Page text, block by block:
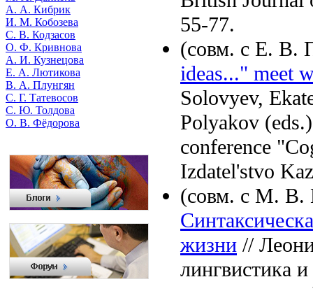
А. А. Кибрик
И. М. Кобозева
С. В. Кодзасов
О. Ф. Кривнова
А. И. Кузнецова
Е. А. Лютикова
В. А. Плунгян
С. Г. Татевосов
С. Ю. Толдова
О. В. Фёдорова
55-77.
(совм. с Е. В.
ideas..." meet
Solovyev,
Polyakov
conference
Izdatel'stvo
(совм. с М.
жизни //
лингвистика